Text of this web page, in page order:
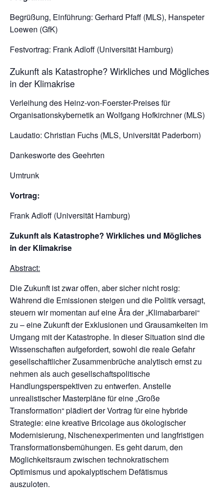
Begrüßung, Einführung: Gerhard Pfaff (MLS), Hanspeter
Loewen (GfK)
Festvortrag: Frank Adloff (Universität Hamburg)
Zukunft als Katastrophe? Wirkliches und Mögliches
in der Klimakrise
Verleihung des Heinz-von-Foerster-Preises für
Organisationskybernetik an Wolfgang Hofkirchner (MLS)
Laudatio: Christian Fuchs (MLS, Universität Paderborn)
Dankesworte des Geehrten
Umtrunk
Vortrag:
Frank Adloff (Universität Hamburg)
Zukunft als Katastrophe? Wirkliches und Mögliches
in der Klimakrise
Abstract:
Die Zukunft ist zwar offen, aber sicher nicht rosig:
Während die Emissionen steigen und die Politik versagt,
steuern wir momentan auf eine Ära der „Klimabarbarei“
zu – eine Zukunft der Exklusionen und Grausamkeiten im
Umgang mit der Katastrophe. In dieser Situation sind die
Wissenschaften aufgefordert, sowohl die reale Gefahr
gesellschaftlicher Zusammenbrüche analytisch ernst zu
nehmen als auch gesellschaftspolitische
Handlungsperspektiven zu entwerfen. Anstelle
unrealistischer Masterpläne für eine „Große
Transformation“ plädiert der Vortrag für eine hybride
Strategie: eine kreative Bricolage aus ökologischer
Modernisierung, Nischenexperimenten und langfristigen
Transformationsbemühungen. Es geht darum, den
Möglichkeitsraum zwischen technokratischem
Optimismus und apokalyptischem Defätismus
auszuloten.